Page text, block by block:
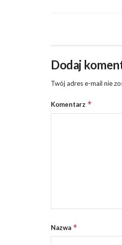
Dodaj
Twój adres e-mail nie
Komentarz *
Nazwa *